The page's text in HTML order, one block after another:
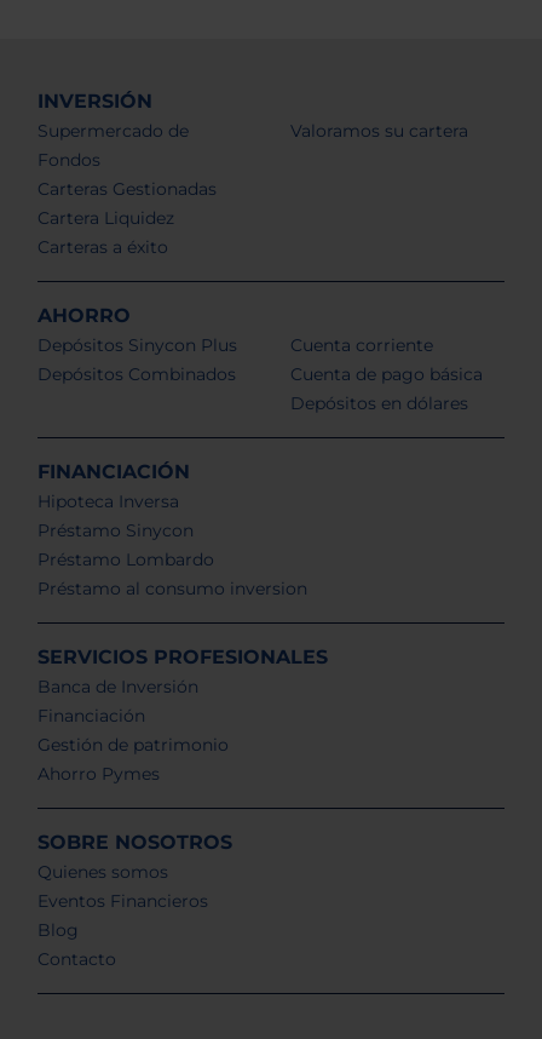
INVERSIÓN
Supermercado de
Fondos
Carteras Gestionadas
Cartera Liquidez
Carteras a éxito
Valoramos su cartera
AHORRO
Depósitos Sinycon Plus
Depósitos Combinados
Cuenta corriente
Cuenta de pago básica
Depósitos en dólares
FINANCIACIÓN
Hipoteca Inversa
Préstamo Sinycon
Préstamo Lombardo
Préstamo al consumo inversion
SERVICIOS PROFESIONALES
Banca de Inversión
Financiación
Gestión de patrimonio
Ahorro Pymes
SOBRE NOSOTROS
Quienes somos
Eventos Financieros
Blog
Contacto